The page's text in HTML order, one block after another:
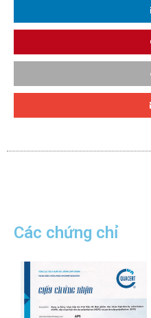
Các chứng chỉ